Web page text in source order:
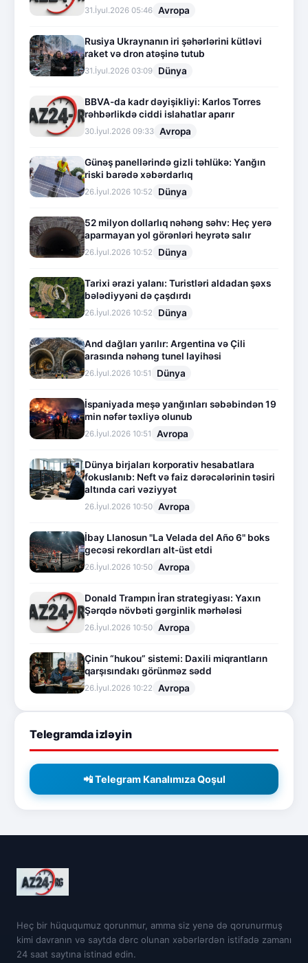
31.İyul.2026 05:46 Avropa
Rusiya Ukraynanın iri şəhərlərini kütləvi
raket və dron atəşinə tutub
31.İyul.2026 03:09 Dünya
BBVA-da kadr dəyişikliyi: Karlos Torres
rəhbərlikdə ciddi islahatlar aparır
30.İyul.2026 09:33 Avropa
Günəş panellərində gizli təhlükə: Yanğın
riski barədə xəbərdarlıq
26.İyul.2026 10:52 Dünya
52 milyon dollarlıq nəhəng səhv: Heç yerə
aparmayan yol görənləri heyrətə salır
26.İyul.2026 10:52 Dünya
Tarixi ərazi yalanı: Turistləri aldadan şəxs
bələdiyyəni də çaşdırdı
26.İyul.2026 10:52 Dünya
And dağları yarılır: Argentina və Çili
arasında nəhəng tunel layihəsi
26.İyul.2026 10:51 Dünya
İspaniyada meşə yanğınları səbəbindən 19
min nəfər təxliyə olunub
26.İyul.2026 10:51 Avropa
Dünya birjaları korporativ hesabatlara
fokuslanıb: Neft və faiz dərəcələrinin təsiri
altında cari vəziyyət
26.İyul.2026 10:50 Avropa
İbay Llanosun "La Velada del Año 6" boks
gecəsi rekordları alt-üst etdi
26.İyul.2026 10:50 Avropa
Donald Trampın İran strategiyası: Yaxın
Şərqdə növbəti gərginlik mərhələsi
26.İyul.2026 10:50 Avropa
Çinin “hukou” sistemi: Daxili miqrantların
qarşısındakı görünməz sədd
26.İyul.2026 10:22 Avropa
Telegramda izləyin
📲 Telegram Kanalımıza Qoşul
Heç bir hüququmuz qorunmur, amma siz yenə də qorunurmuş
kimi davranın və saytda dərc olunan xəbərlərdən istifadə zamanı
24 saat saytına istinad edin.